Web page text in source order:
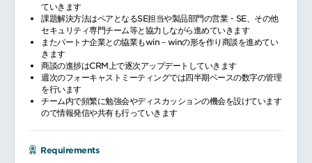
ていきます
課題解決方法はペアとなるSE担当や製品部門の営業・SE、その他
セキュリティ専門チーム等と協力しながら進めていきます
またパートナ企業との協業もwin－winの形を作り商談を進めてい
きます
商談の進捗はCRM上で逐次アップデートしていきます
週次のフォーキャストミーティングでは四半期ベースの数字の管理
を行います
チーム内で頻繁に勉強会やディスカッションの機会を設けています
ので情報発信や共有も行っていきます
Requirements